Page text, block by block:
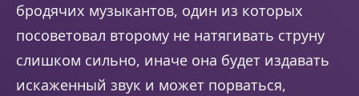
бродячих музыкантов, один из которых
посоветовал второму не натягивать струну
слишком сильно, иначе она будет издавать
искаженный звук и может порваться,